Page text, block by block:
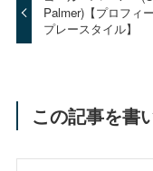
Palmer)【プロフィ
プレースタイル】
この記事を書